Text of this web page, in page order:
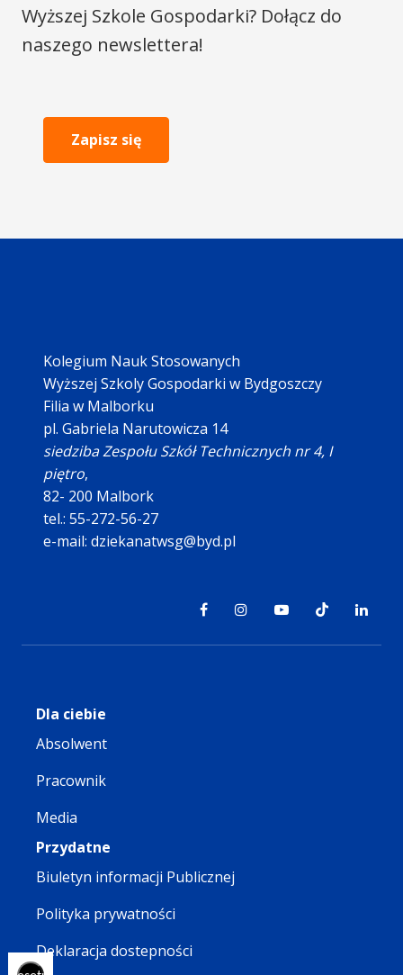
Wyższej Szkole Gospodarki? Dołącz do
naszego newslettera!
Zapisz się
Kolegium Nauk Stosowanych
Wyższej Szkoly Gospodarki w Bydgoszczy
Filia w Malborku
pl. Gabriela Narutowicza 14
siedziba Zespołu Szkół Technicznych nr 4, I
piętro,
82- 200 Malbork
tel.: 55-272-56-27
e-mail: dziekanatwsg@byd.pl
Dla ciebie
Absolwent
Pracownik
Media
Przydatne
Biuletyn informacji Publicznej
Polityka prywatności
Deklaracja dostepności